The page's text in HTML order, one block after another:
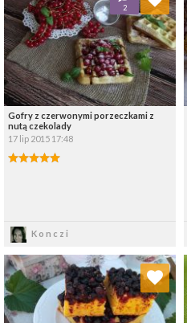
Gofry z czerwonymi porzeczkami z
nutą czekolady
17 lip 2015 17:48
Konczi
2
Wybierz listę:
Dodaj do ulubionych
Wybierz listę: